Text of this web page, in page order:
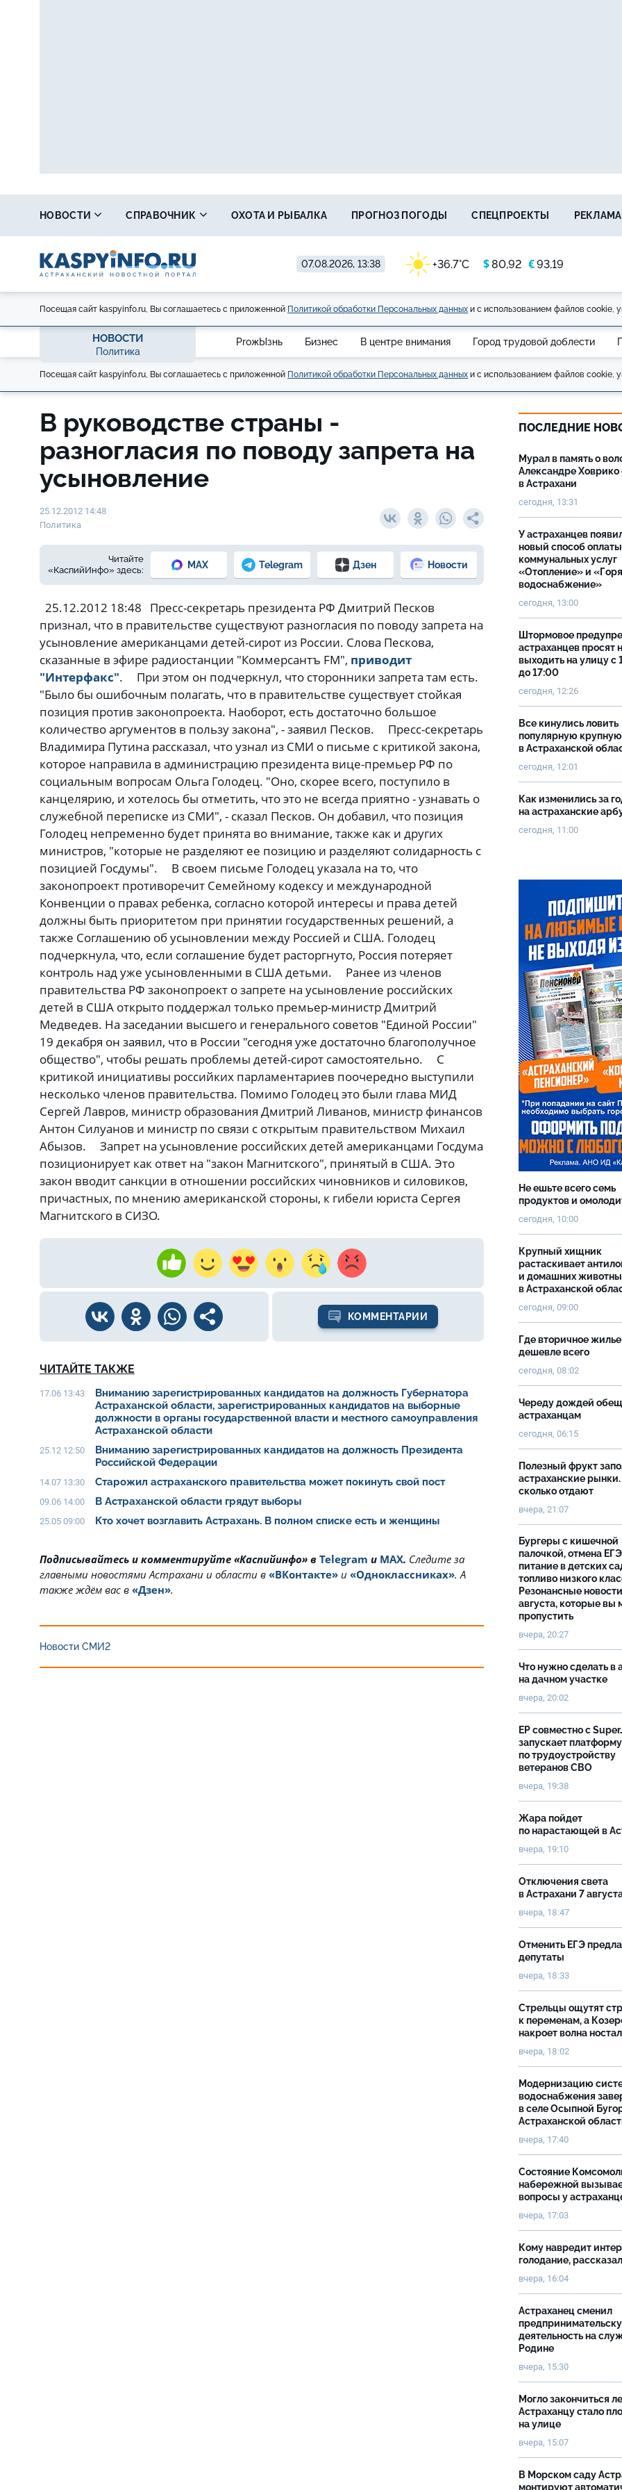
07.08.2026, 13:38 +36.7°C $80,92 €93,19
НОВОСТИ СПРАВОЧНИК ОХОТА И РЫБАЛКА ПРОГНОЗ ПОГОДЫ СПЕЦПРОЕКТЫ
Посещая сайт kaspyinfo.ru, Вы соглашаетесь с приложенной Политикой обработки Персональных данных и с использованием файлов cookie,
НОВОСТИ
Политика
ProжЫзнь Бизнес В центре внимания Город трудовой доблести
Посещая сайт kaspyinfo.ru, Вы соглашаетесь с приложенной Политикой обработки Персональных данных и с использованием файлов cookie,
В руководстве страны -
разногласия по поводу запрета на
усыновление
25.12.2012 14:48
Политика
Читайте
«КаспийИнфо» здесь:
MAX Telegram Дзен Новости
25.12.2012 18:48 Пресс-секретарь президента РФ Дмитрий Песков
признал, что в правительстве существуют разногласия по поводу запрета на
усыновление американцами детей-сирот из России. Слова Пескова,
сказанные в эфире радиостанции "Коммерсантъ FM", приводит
"Интерфакс". При этом он подчеркнул, что сторонники запрета там есть.
"Было бы ошибочным полагать, что в правительстве существует стойкая
позиция против законопроекта. Наоборот, есть достаточно большое
количество аргументов в пользу закона", - заявил Песков. Пресс-секретарь
Владимира Путина рассказал, что узнал из СМИ о письме с критикой закона,
которое направила в администрацию президента вице-премьер РФ по
социальным вопросам Ольга Голодец. "Оно, скорее всего, поступило в
канцелярию, и хотелось бы отметить, что это не всегда приятно - узнавать о
служебной переписке из СМИ", - сказал Песков. Он добавил, что позиция
Голодец непременно будет принята во внимание, также как и других
министров, "которые не разделяют ее позицию и разделяют солидарность с
позицией Госдумы". В своем письме Голодец указала на то, что
законопроект противоречит Семейному кодексу и международной
Конвенции о правах ребенка, согласно которой интересы и права детей
должны быть приоритетом при принятии государственных решений, а
также Соглашению об усыновлении между Россией и США. Голодец
подчеркнула, что, если соглашение будет расторгнуто, Россия потеряет
контроль над уже усыновленными в США детьми. Ранее из членов
правительства РФ законопроект о запрете на усыновление российских
детей в США открыто поддержал только премьер-министр Дмитрий
Медведев. На заседании высшего и генерального советов "Единой России"
19 декабря он заявил, что в России "сегодня уже достаточно благополучное
общество", чтобы решать проблемы детей-сирот самостоятельно. С
критикой инициативы российких парламентариев поочередно выступили
несколько членов правительства. Помимо Голодец это были глава МИД
Сергей Лавров, министр образования Дмитрий Ливанов, министр финансов
Антон Силуанов и министр по связи с открытым правительством Михаил
Абызов. Запрет на усыновление российских детей американцами Госдума
позиционирует как ответ на "закон Магнитского", принятый в США. Это
закон вводит санкции в отношении российских чиновников и силовиков,
причастных, по мнению американской стороны, к гибели юриста Сергея
Магнитского в СИЗО.
КОММЕНТАРИИ
ЧИТАЙТЕ ТАКЖЕ
17.06 13:43
Вниманию зарегистрированных кандидатов на должность Губернатора
Астраханской области, зарегистрированных кандидатов на выборные
должности в органы государственной власти и местного самоуправления
Астраханской области
25.12 12:50
Вниманию зарегистрированных кандидатов на должность Президента
Российской Федерации
14.07 13:30 Старожил астраханского правительства может покинуть свой пост
09.06 14:00 В Астраханской области грядут выборы
25.05 09:00 Кто хочет возглавить Астрахань. В полном списке есть и женщины
Подписывайтесь и комментируйте «Каспийинфо» в Telegram и MAX. Cледите за
главными новостями Астрахани и области в «ВКонтакте» и «Одноклассниках». А
также ждём вас в «Дзен».
Новости СМИ2
ПОСЛЕДНИЕ
Мурал в память о
Александре Ховрико
в Астрахани
сегодня, 13:31
У астраханцев
новый способ оплаты
коммунальных услуг
«Отопление» и
водоснабжение»
сегодня, 13:00
Штормовое
астраханцев просят
выходить на улицу с
до 17:00
сегодня, 12:26
Все кинулись ловить
популярную
в Астраханской
сегодня, 12:01
Как изменились за
на астраханские
сегодня, 11:00
Не ешьте всего семь
продуктов и
сегодня, 10:00
Крупный хищник
растаскивает
и домашних
в Астраханской
сегодня, 09:00
Где вторичное жилье
дешевле всего
сегодня, 08:02
Череду дождей
астраханцам
сегодня, 06:15
Полезный фрукт
астраханские рынки.
сколько отдают
вчера, 21:07
Бургеры с кишечной
палочкой, отмена
питание в детских
топливо низкого
Резонансные
августа, которые вы
пропустить
вчера, 20:27
Что нужно сделать в
на дачном участке
вчера, 20:02
ЕР совместно с
запускает платформу
по трудоустройству
ветеранов СВО
вчера, 19:38
Жара пойдет
по нарастающей в
вчера, 19:10
Отключения света
в Астрахани 7
вчера, 18:47
Отменить ЕГЭ
депутаты
вчера, 18:33
Стрельцы ощутят
к переменам, а
накроет волна
вчера, 18:02
Модернизацию
водоснабжения
в селе Осыпной
Астраханской
вчера, 17:40
Состояние
набережной
вопросы у
вчера, 17:03
Кому навредит
голодание,
вчера, 16:04
Астраханец сменил
деятельность на
Родине
вчера, 15:30
Могло закончиться
Астраханцу стало
на улице
вчера, 15:07
В Морском саду
монтируют